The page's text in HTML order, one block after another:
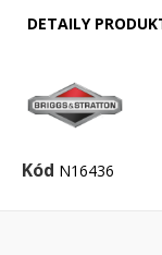
DETAILY
Kód N16436